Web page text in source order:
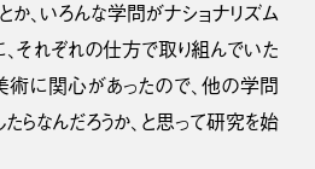
、いろんな学問がナショナリズム
それぞれの仕方で取り組んでいた
術に関心があったので、他の学問
らなんだろうか、と思って研究を始